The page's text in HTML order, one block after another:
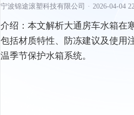
宁波锦途滚塑科技有限公司 · 2026-04-04
介绍： 本文解析大通房车水箱在
包括材质特性、防冻建议及使用
温季节保护水箱系统。